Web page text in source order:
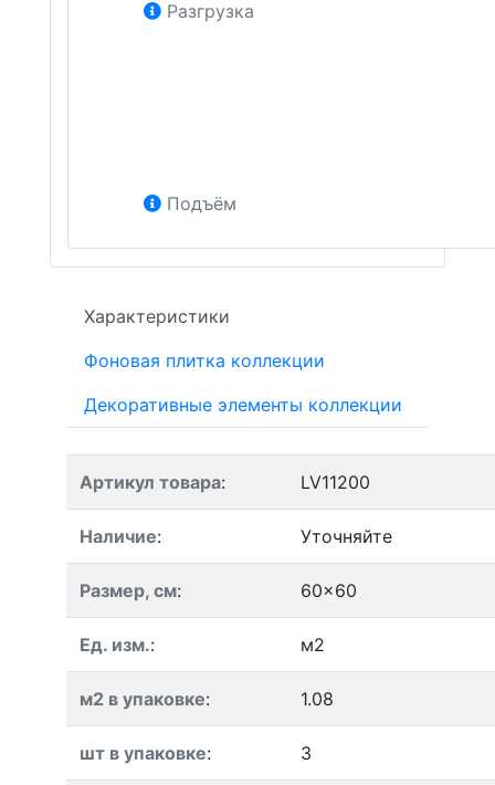
Разгрузка
Подъём
Характеристики
Фоновая плитка коллекции
Декоративные элементы коллекции
Артикул товара: LV11200
Наличие: Уточняйте
Размер, см: 60x60
Ед. изм.: м2
м2 в упаковке: 1.08
шт в упаковке: 3